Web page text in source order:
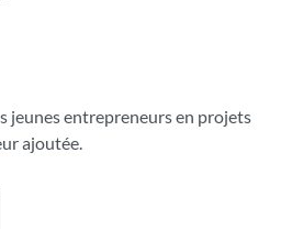
jeunes entrepreneurs en projets
ajoutée.